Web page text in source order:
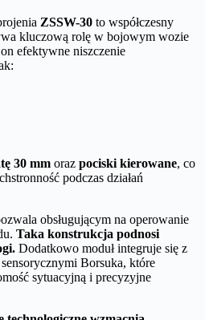
ZSSW-30 to współczesny
kluczową rolę w bojowym wozie
efektywne niszczenie
30 mm oraz pociski kierowane, co
podczas działań
obsługującym na operowanie
Taka konstrukcja podnosi
Dodatkowo moduł integruje się z
Borsuka, które
sytuacyjną i precyzyjne